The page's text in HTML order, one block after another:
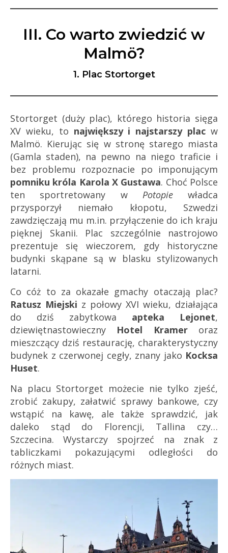
III. Co warto zwiedzić w
Malmö?
1. Plac Stortorget
Stortorget (duży plac), którego historia sięga
XV wieku, to największy i najstarszy plac w
Malmö. Kierując się w stronę starego miasta
(Gamla staden), na pewno na niego traficie i
bez problemu rozpoznacie po imponującym
pomniku króla Karola X Gustawa. Choć Polsce
ten sportretowany w Potopiewładca
przysporzył niemało kłopotu, Szwedzi
zawdzięczają mu m.in. przyłączenie do ich kraju
pięknej Skanii. Plac szczególnie nastrojowo
prezentuje się wieczorem, gdy historyczne
budynki skąpane są w blasku stylizowanych
latarni.
Co cóż to za okazałe gmachy otaczają plac?
Ratusz Miejski z połowy XVI wieku, działająca
do dziś zabytkowa apteka Lejonet,
dziewiętnastowieczny Hotel Krameroraz
mieszczący dziś restaurację, charakterystyczny
budynek z czerwonej cegły, znany jako Kocksa
Huset.
Na placu Stortorget możecie nie tylko zjeść,
zrobić zakupy, załatwić sprawy bankowe, czy
wstąpić na kawę, ale także sprawdzić, jak
daleko stąd do Florencji, Tallina czy…
Szczecina. Wystarczy spojrzeć na znak z
tabliczkami pokazującymi odległości do
różnych miast.